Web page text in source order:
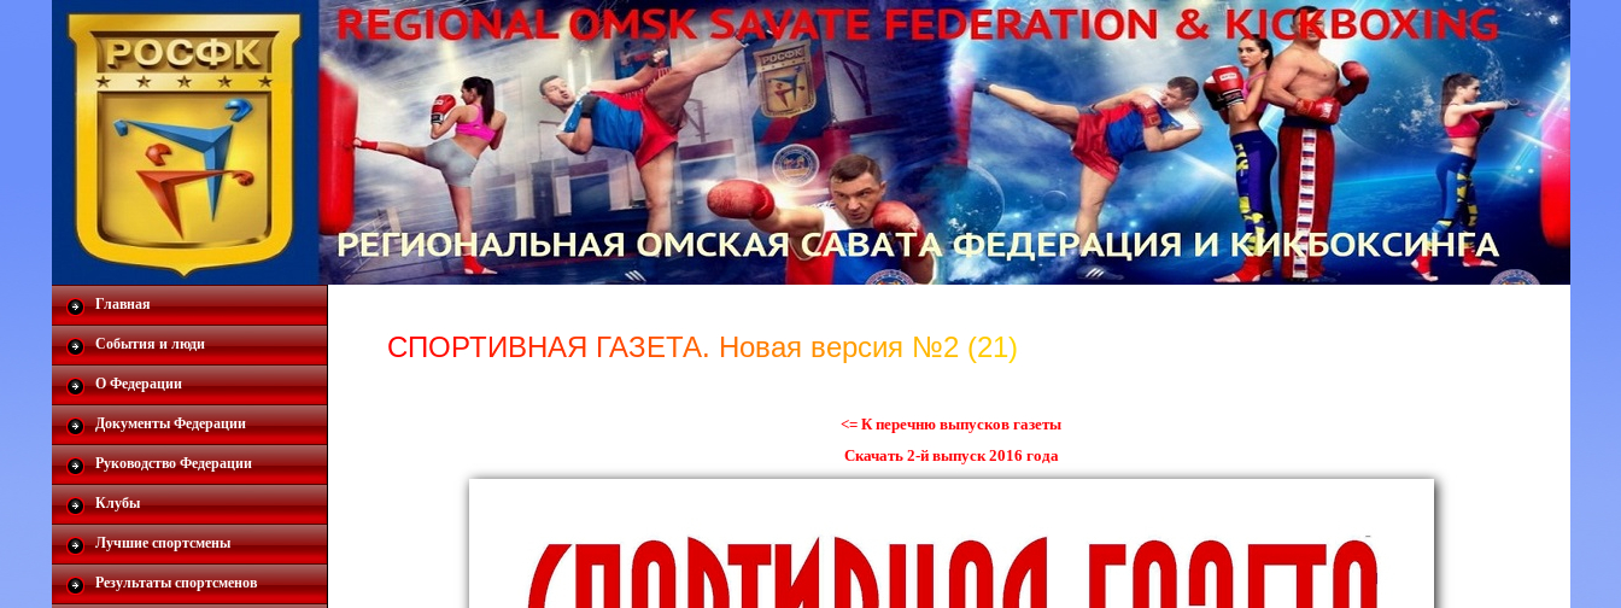
Главная
События и люди
О Федерации
Документы Федерации
Руководство Федерации
Клубы
Лучшие спортсмены
Результаты спортсменов
СПОРТИВНАЯ ГАЗЕТА. Новая версия №2 (21)
<= К перечню выпусков газеты
Скачать 2-й выпуск 2016 года